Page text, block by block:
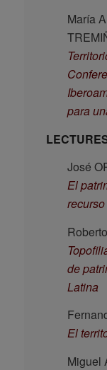
María
para
José
El
de
Latina
El
Miguel